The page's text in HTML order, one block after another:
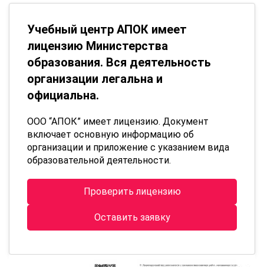
Учебный центр АПОК имеет
лицензию Министерства
образования. Вся деятельность
организации легальна и
официальна.
ООО “АПОК” имеет лицензию. Документ
включает основную информацию об
организации и приложение с указанием вида
образовательной деятельности.
Проверить лицензию
Оставить заявку